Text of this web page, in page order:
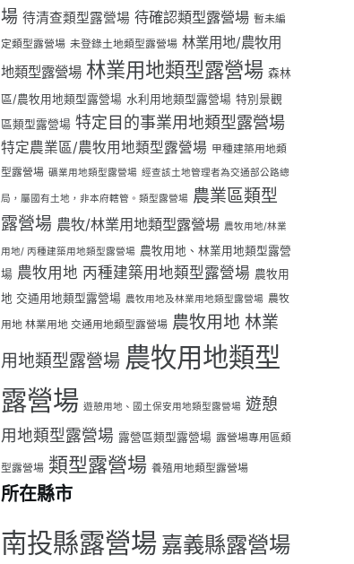
場 待清查類型露營場 待確認類型露營場 暫未編
定類型露營場 未登錄土地類型露營場 林業用地/農牧用
地類型露營場 林業用地類型露營場 森林
區/農牧用地類型露營場 水利用地類型露營場 特別景觀
區類型露營場 特定目的事業用地類型露營場
特定農業區/農牧用地類型露營場 甲種建築用地類
型露營場 礦業用地類型露營場 經查該土地管理者為交通部公路總
局，屬國有土地，非本府轄管。類型露營場 農業區類型
露營場 農牧/林業用地類型露營場 農牧用地/林業
用地/ 丙種建築用地類型露營場 農牧用地、林業用地類型露營
場 農牧用地 丙種建築用地類型露營場 農牧用
地 交通用地類型露營場 農牧用地及林業用地類型露營場 農牧
用地 林業用地 交通用地類型露營場 農牧用地 林業
用地類型露營場 農牧用地類型
露營場 遊憩用地、國土保安用地類型露營場 遊憩
用地類型露營場 露營區類型露營場 露營場專用區類
型露營場 類型露營場 養殖用地類型露營場
所在縣市
南投縣露營場 嘉義縣露營場